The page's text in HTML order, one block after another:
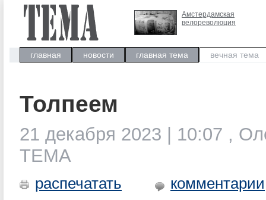
Амстердамская
велореволюция
главная новости главная тема вечная тема
Толпеем
21 декабря 2023 | 10:07 ,
ТЕМА
распечатать комментарии